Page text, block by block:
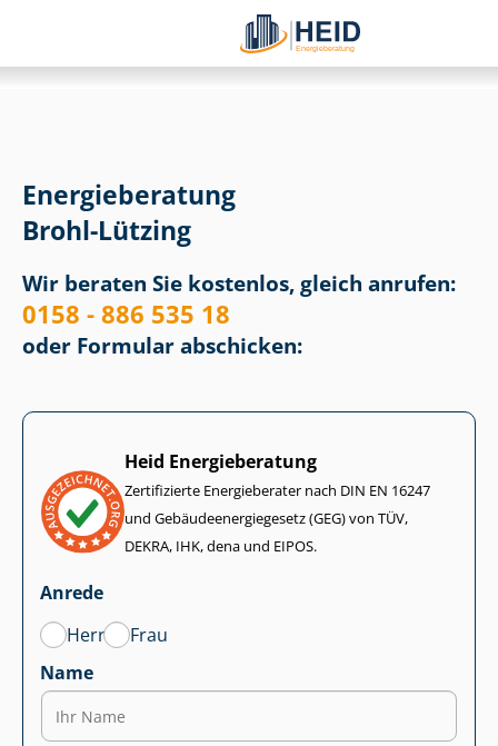
Energieberatung
Brohl-Lützing
Wir beraten Sie kostenlos, gleich anrufen:
0158 - 886 535 18
oder Formular abschicken:
Heid Energieberatung
Zertifizierte Energieberater nach DIN EN 16247
und Ge­bäu­de­en­er­gie­ge­setz (GEG) von TÜV,
DEKRA, IHK, dena und EIPOS.
Anrede
Herr
Frau
Name